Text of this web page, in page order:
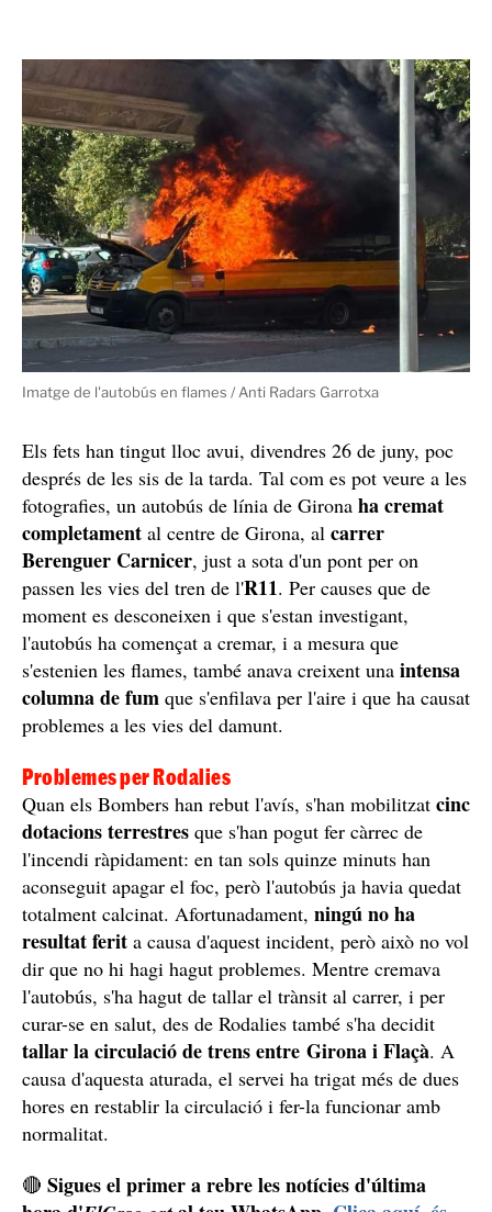
Imatge de l'autobús en flames / Anti Radars Garrotxa
Els fets han tingut lloc avui, divendres 26 de juny, poc
després de les sis de la tarda. Tal com es pot veure a les
fotografies, un autobús de línia de Girona ha cremat
completament al centre de Girona, al carrer
Berenguer Carnicer, just a sota d'un pont per on
passen les vies del tren de l'R11. Per causes que de
moment es desconeixen i que s'estan investigant,
l'autobús ha començat a cremar, i a mesura que
s'estenien les flames, també anava creixent una intensa
columna de fum que s'enfilava per l'aire i que ha causat
problemes a les vies del damunt.
Problemes per Rodalies
Quan els Bombers han rebut l'avís, s'han mobilitzat cinc
dotacions terrestres que s'han pogut fer càrrec de
l'incendi ràpidament: en tan sols quinze minuts han
aconseguit apagar el foc, però l'autobús ja havia quedat
totalment calcinat. Afortunadament, ningú no ha
resultat ferit a causa d'aquest incident, però això no vol
dir que no hi hagi hagut problemes. Mentre cremava
l'autobús, s'ha hagut de tallar el trànsit al carrer, i per
curar-se en salut, des de Rodalies també s'ha decidit
tallar la circulació de trens entre Girona i Flaçà. A
causa d'aquesta aturada, el servei ha trigat més de dues
hores en restablir la circulació i fer-la funcionar amb
normalitat.
🔴 Sigues el primer a rebre les notícies d'última